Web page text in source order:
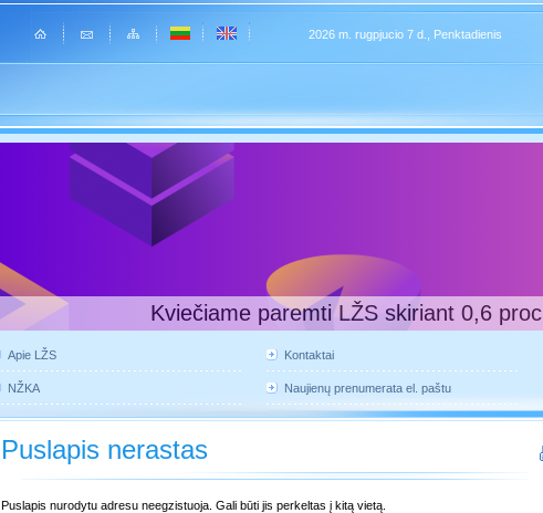
2026 m. rugpjucio 7 d., Penktadienis
Kviečiame paremti LŽS skiriant 0,6
Apie LŽS Kontaktai
NŽKA Naujienų prenumerata el. paštu
Puslapis nerastas
Puslapis nurodytu adresu neegzistuoja. Gali būti jis perkeltas į kitą vietą.